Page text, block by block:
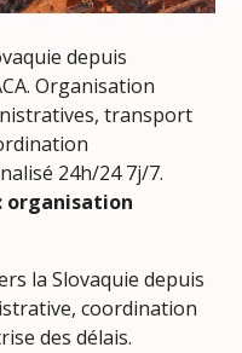
depuis
Organisation
transport
24h/24 7j/7.
organisation
la Slovaquie depuis
coordination
des délais.